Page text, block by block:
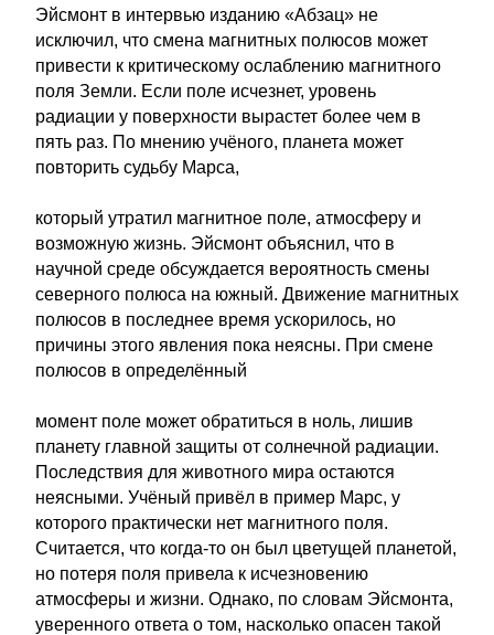
Эйсмонт в интервью изданию «Абзац» не
исключил, что смена магнитных полюсов может
привести к критическому ослаблению магнитного
поля Земли. Если поле исчезнет, уровень
радиации у поверхности вырастет более чем в
пять раз. По мнению учёного, планета может
повторить судьбу Марса,
который утратил магнитное поле, атмосферу и
возможную жизнь. Эйсмонт объяснил, что в
научной среде обсуждается вероятность смены
северного полюса на южный. Движение магнитных
полюсов в последнее время ускорилось, но
причины этого явления пока неясны. При смене
полюсов в определённый
момент поле может обратиться в ноль, лишив
планету главной защиты от солнечной радиации.
Последствия для животного мира остаются
неясными. Учёный привёл в пример Марс, у
которого практически нет магнитного поля.
Считается, что когда-то он был цветущей планетой,
но потеря поля привела к исчезновению
атмосферы и жизни. Однако, по словам Эйсмонта,
уверенного ответа о том, насколько опасен такой